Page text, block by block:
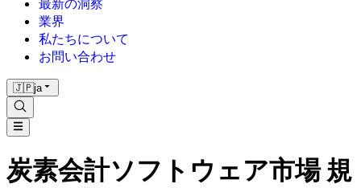
最新の洞察
業界
私たちについて
お問い合わせ
🇯🇵ja
炭素会計ソフトウェア市場 規